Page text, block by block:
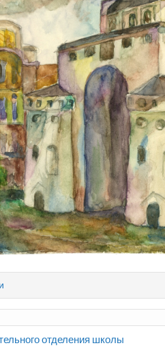
отделения школы